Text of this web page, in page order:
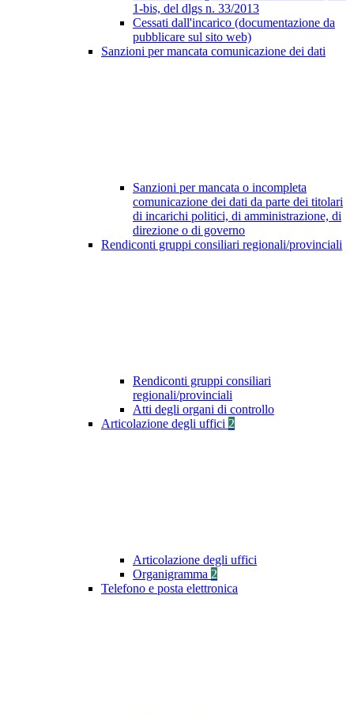
1-bis, del dlgs n. 33/2013
Cessati dall'incarico (documentazione da
pubblicare sul sito web)
Sanzioni per mancata comunicazione dei dati
Sanzioni per mancata o incompleta
comunicazione dei dati da parte dei titolari
di incarichi politici, di amministrazione, di
direzione o di governo
Rendiconti gruppi consiliari regionali/provinciali
Rendiconti gruppi consiliari
regionali/provinciali
Atti degli organi di controllo
Articolazione degli uffici 2
Articolazione degli uffici
Organigramma 2
Telefono e posta elettronica